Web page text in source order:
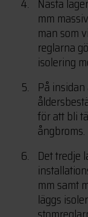
Nästa
mm
man som
reglarna
isolering
På
för att bli
ångbroms.
Det tredje
mm samt
läggs